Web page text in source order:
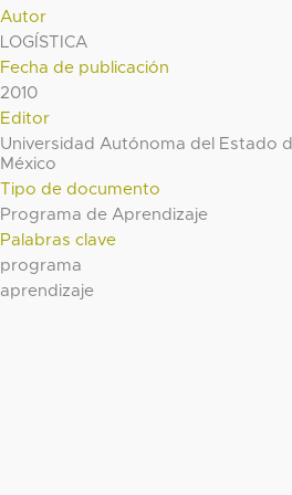
Autor
LOGÍSTICA
Fecha de publicación
2010
Editor
Universidad Autónoma del Estado
México
Tipo de documento
Programa de Aprendizaje
Palabras clave
programa
aprendizaje